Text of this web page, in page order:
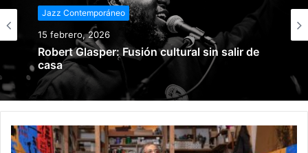
Jazz Contemporáneo
15 febrero, 2026
Robert Glasper: Fusión cultural sin salir de
casa